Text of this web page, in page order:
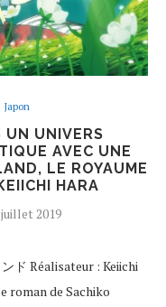
Japon
UNIVERS
AVEC UNE
LE ROYAUME
HARA
2019
ド Réalisateur : Keiichi
roman de Sachiko